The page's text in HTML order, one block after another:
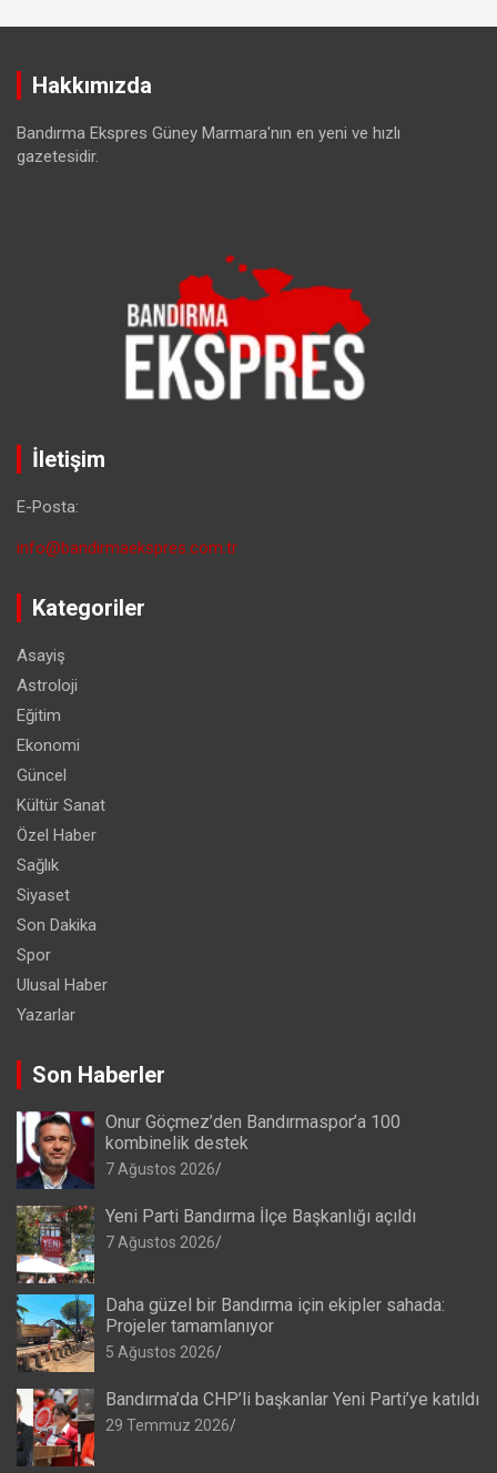
Hakkımızda
Bandırma Ekspres Güney Marmara'nın en yeni ve hızlı
gazetesidir.
İletişim
E-Posta:
info@bandirmaekspres.com.tr
Kategoriler
Asayiş
Astroloji
Eğitim
Ekonomi
Güncel
Kültür Sanat
Özel Haber
Sağlık
Siyaset
Son Dakika
Spor
Ulusal Haber
Yazarlar
Son Haberler
Onur Göçmez’den Bandırmaspor’a 100
kombinelik destek
7 Ağustos 2026
Yeni Parti Bandırma İlçe Başkanlığı açıldı
7 Ağustos 2026
Daha güzel bir Bandırma için ekipler sahada:
Projeler tamamlanıyor
5 Ağustos 2026
Bandırma’da CHP’li başkanlar Yeni Parti’ye katıldı
29 Temmuz 2026